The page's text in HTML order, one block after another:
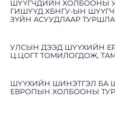
ШҮҮГЧДИЙН ХОЛБООНЫ
ГИШҮҮД ХБНГУ-ЫН
ЗҮЙН АСУУДЛААР
УЛСЫН ДЭЭД ШҮҮХИЙН
Ц.ЦОГТ ТОМИЛОГДОЖ,
ШҮҮХИЙН ШИНЭТГЭЛ БА
ЕВРОПЫН ХОЛБООНЫ